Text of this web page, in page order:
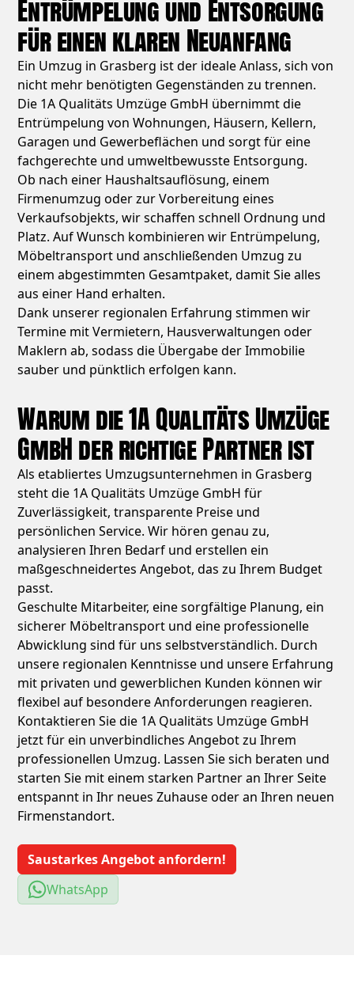
Entrümpelung und Entsorgung
für einen klaren Neuanfang
Ein Umzug in Grasberg ist der ideale Anlass, sich von
nicht mehr benötigten Gegenständen zu trennen.
Die 1A Qualitäts Umzüge GmbH übernimmt die
Entrümpelung von Wohnungen, Häusern, Kellern,
Garagen und Gewerbeflächen und sorgt für eine
fachgerechte und umweltbewusste Entsorgung.
Ob nach einer Haushaltsauflösung, einem
Firmenumzug oder zur Vorbereitung eines
Verkaufsobjekts, wir schaffen schnell Ordnung und
Platz. Auf Wunsch kombinieren wir Entrümpelung,
Möbeltransport und anschließenden Umzug zu
einem abgestimmten Gesamtpaket, damit Sie alles
aus einer Hand erhalten.
Dank unserer regionalen Erfahrung stimmen wir
Termine mit Vermietern, Hausverwaltungen oder
Maklern ab, sodass die Übergabe der Immobilie
sauber und pünktlich erfolgen kann.
Warum die 1A Qualitäts Umzüge
GmbH der richtige Partner ist
Als etabliertes Umzugsunternehmen in Grasberg
steht die 1A Qualitäts Umzüge GmbH für
Zuverlässigkeit, transparente Preise und
persönlichen Service. Wir hören genau zu,
analysieren Ihren Bedarf und erstellen ein
maßgeschneidertes Angebot, das zu Ihrem Budget
passt.
Geschulte Mitarbeiter, eine sorgfältige Planung, ein
sicherer Möbeltransport und eine professionelle
Abwicklung sind für uns selbstverständlich. Durch
unsere regionalen Kenntnisse und unsere Erfahrung
mit privaten und gewerblichen Kunden können wir
flexibel auf besondere Anforderungen reagieren.
Kontaktieren Sie die 1A Qualitäts Umzüge GmbH
jetzt für ein unverbindliches Angebot zu Ihrem
professionellen Umzug. Lassen Sie sich beraten und
starten Sie mit einem starken Partner an Ihrer Seite
entspannt in Ihr neues Zuhause oder an Ihren neuen
Firmenstandort.
Saustarkes Angebot anfordern!
WhatsApp